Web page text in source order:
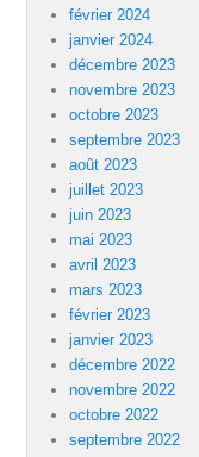
février 2024
janvier 2024
décembre 2023
novembre 2023
octobre 2023
septembre 2023
août 2023
juillet 2023
juin 2023
mai 2023
avril 2023
mars 2023
février 2023
janvier 2023
décembre 2022
novembre 2022
octobre 2022
septembre 2022